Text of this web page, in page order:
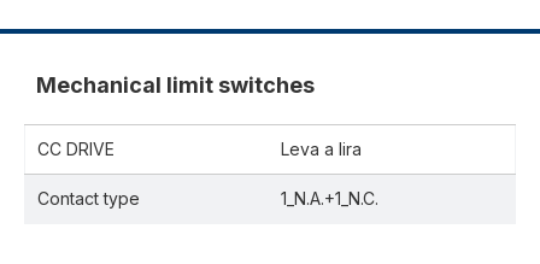
Mechanical limit switches
CC DRIVE Leva a lira
Contact type 1_N.A.+1_N.C.